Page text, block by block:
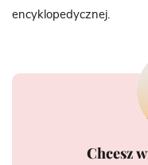
encyklopedycznej.
Chcesz